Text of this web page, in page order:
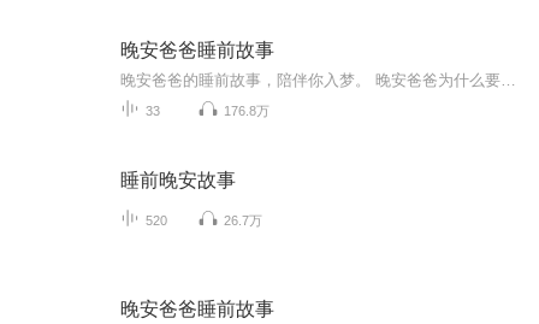
晚安爸爸睡前故事
33 176.8万
睡前晚安故事
520 26.7万
晚安爸爸睡前故事